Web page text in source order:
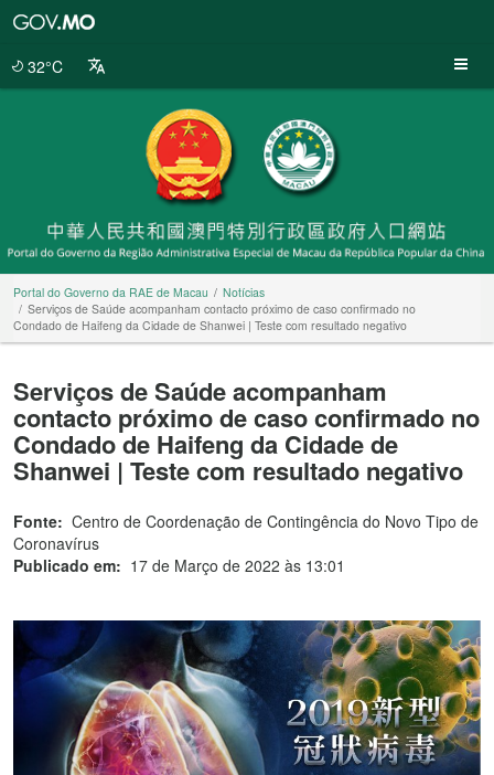
32°C
Portal do Governo da RAE de Macau
Notícias
Serviços de Saúde acompanham contacto próximo de caso confirmado no
Condado de Haifeng da Cidade de Shanwei | Teste com resultado negativo
Serviços de Saúde acompanham
contacto próximo de caso confirmado no
Condado de Haifeng da Cidade de
Shanwei | Teste com resultado negativo
Fonte: Centro de Coordenação de Contingência do Novo Tipo de
Coronavírus
Publicado em: 17 de Março de 2022 às 13:01